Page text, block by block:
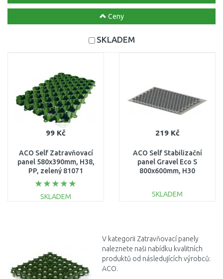
Ceny
SKLADEM
99 Kč
ACO Self Zatravňovací
panel 580x390mm, H38,
PP, zelený 81071
SKLADEM
219 Kč
ACO Self Stabilizační
panel Gravel Eco S
800x600mm, H30
SKLADEM
V kategorii Zatravňovací panely
naleznete naši nabídku kvalitních
produktů od následujících výrobců:
ACO.